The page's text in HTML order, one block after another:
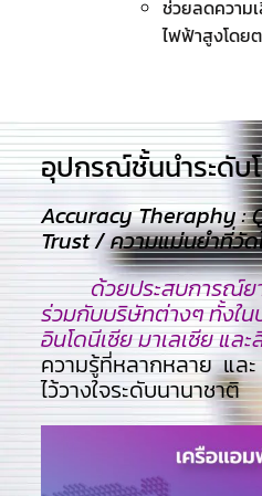
ช่วยลดความ
ไฟฟ้าสูงโดย
อุปกรณ์ชั้นนำระดับ
Accuracy Theraphy :
Trust / ความแม่นยำที่วัด
ด้วยประสบการณ์ย
ร่วมกับบริษัทต่างๆ ทั้งใน
อินโดนีเซีย มาเลเซีย แล
ความรู้ที่หลากหลาย แล
ไว้วางใจระดับนานาชาติ